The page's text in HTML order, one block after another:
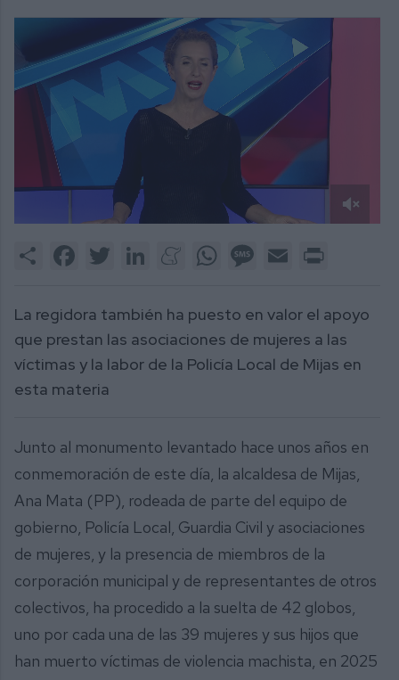
5
Share FacebookTwitter LinkedInMeneameWhatsAppMessage
Email
La regidora también ha puesto en valor el apoyo
que prestan las asociaciones de mujeres a las
víctimas y la labor de la Policía Local de Mijas en
esta materia
Junto al monumento levantado hace unos años en
conmemoración de este día, la alcaldesa de Mijas,
Ana Mata (PP), rodeada de parte del equipo de
gobierno, Policía Local, Guardia Civil y asociaciones
de mujeres, y la presencia de miembros de la
corporación municipal y de representantes de otros
colectivos, ha procedido a la suelta de 42 globos,
uno por cada una de las 39 mujeres y sus hijos que
han muerto víctimas de violencia machista, en 2025